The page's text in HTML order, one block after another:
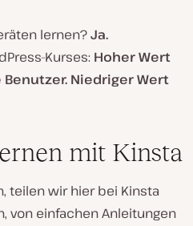
lernen?Ja.
Kurses: Hoher Wert
Niedriger Wert
mit Kinsta
teilen wir hier bei Kinsta
von einfachen Anleitungen